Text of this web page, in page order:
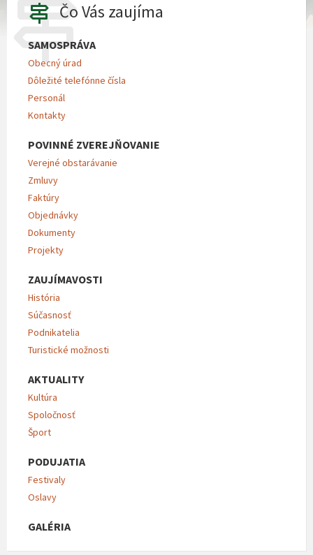
Čo Vás zaujíma
SAMOSPRÁVA
Obecný úrad
Dôležité telefónne čísla
Personál
Kontakty
POVINNÉ ZVEREJŇOVANIE
Verejné obstarávanie
Zmluvy
Faktúry
Objednávky
Dokumenty
Projekty
ZAUJÍMAVOSTI
História
Súčasnosť
Podnikatelia
Turistické možnosti
AKTUALITY
Kultúra
Spoločnosť
Šport
PODUJATIA
Festivaly
Oslavy
GALÉRIA